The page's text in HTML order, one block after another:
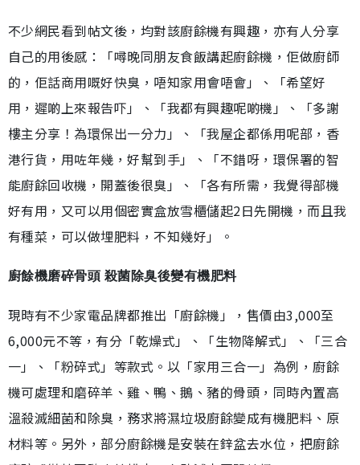
不少網民看到帖文後，均對該廚餘機有興趣，亦有人分享
自己的用後感：「噚晚同朋友食飯講起廚餘機，佢做廚師
的，佢話商用嘅好快臭，唔知家用會唔會」、「希望好
用，遲啲上來報告吓」、「我都有興趣呢啲機」、「多謝
樓主分享！為環保出一分力」、「我屋企都係用呢部，香
港行貨，用咗年幾，好幫到手」、「不錯呀，環保署的智
能廚餘回收機，開蓋後很臭」、「各有所需，我覺得部機
好有用，又可以用個密實盒放雪櫃儲起2日先開機，而且我
有種菜，可以做埋肥料，不知幾好」。
廚餘機磨碎骨頭 殺菌除臭後變有機肥料
現時有不少家電品牌都推出「廚餘機」，售價由3,000至
6,000元不等，有分「乾燥式」、「生物降解式」、「三合
一」、「粉碎式」等款式。以「家用三合一」為例，廚餘
機可處理和磨碎羊、雞、鴨、鵝、豬的骨頭，同時內置高
溫殺滅細菌和除臭，務求將濕垃圾廚餘變成有機肥料、原
材料等。另外，部分廚餘機是安裝在鋅盆去水位，把廚餘